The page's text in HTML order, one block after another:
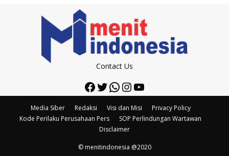
Contact Us
Facebook
Twitter
WhatsApp
Instagram
YouTube
Media Siber Redaksi Visi dan Misi
Privacy Policy
Kode Perilaku Perusahaan Pers
SOP Perlindungan Wartawan
Disclaimer
© menitindonesia @2020